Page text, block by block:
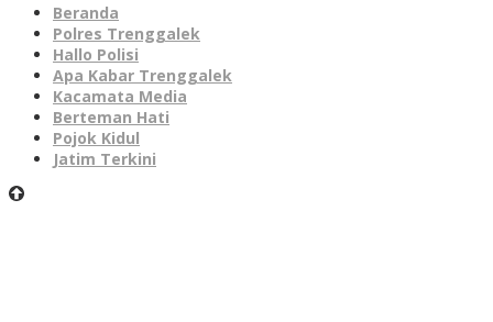
Beranda
Polres Trenggalek
Hallo Polisi
Apa Kabar Trenggalek
Kacamata Media
Berteman Hati
Pojok Kidul
Jatim Terkini